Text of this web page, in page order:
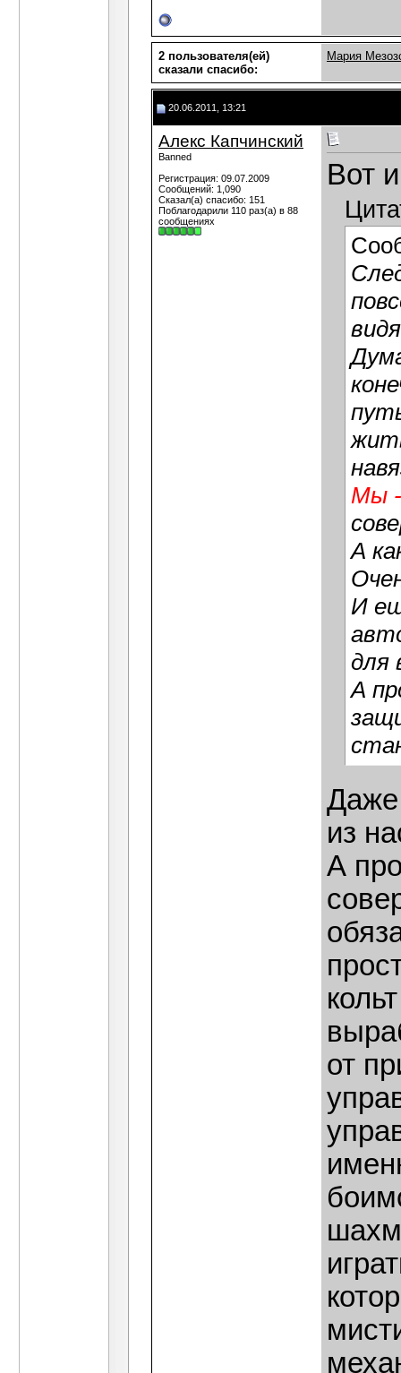
2 пользователя(ей)
сказали cпасибо:
Мария
20.06.2011, 13:21
Алекс Капчинский
Banned
Регистрация: 09.07.2009
Сообщений: 1,090
Сказал(а) спасибо: 151
Поблагодарили 110 раз(а) в 88
сообщениях
Вот
Мы -
А
И
для
А
Даже
из
А
от